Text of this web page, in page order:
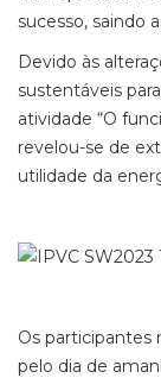
sucesso, saindo
Devido às
sustentáveis
atividade “O
revelou-se de
utilidade da
Os participantes
pelo dia de